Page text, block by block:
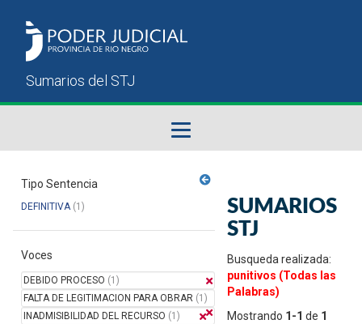
Sumarios del STJ
Manual del Usuario
Tipo Sentencia
DEFINITIVA(1)
Voces
DEBIDO PROCESO (1)
FALTA DE LEGITIMACION PARA OBRAR (1)
INADMISIBILIDAD DEL RECURSO (1)
SUMARIOS
STJ
Busqueda realizada:
punitivos (Todas las
Palabras)
Mostrando 1-1 de 1